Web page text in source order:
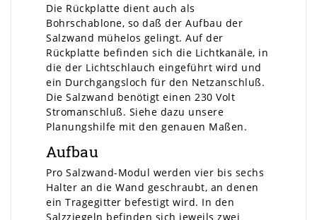
Die Rückplatte dient auch als
Bohrschablone, so daß der Aufbau der
Salzwand mühelos gelingt. Auf der
Rückplatte befinden sich die Lichtkanäle, in
die der Lichtschlauch eingeführt wird und
ein Durchgangsloch für den Netzanschluß.
Die Salzwand benötigt einen 230 Volt
Stromanschluß. Siehe dazu unsere
Planungshilfe mit den genauen Maßen.
Aufbau
Pro Salzwand-Modul werden vier bis sechs
Halter an die Wand geschraubt, an denen
ein Tragegitter befestigt wird. In den
Salzziegeln befinden sich jeweils zwei